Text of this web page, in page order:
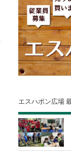
エスハポン広場